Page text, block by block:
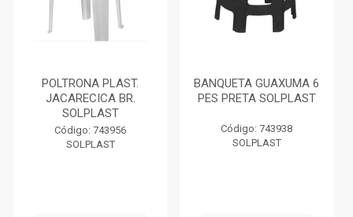
POLTRONA PLAST.
JACARECICA BR.
SOLPLAST
Código: 743956
SOLPLAST
BANQUETA GUAXUMA 6
PES PRETA SOLPLAST
Código: 743938
SOLPLAST